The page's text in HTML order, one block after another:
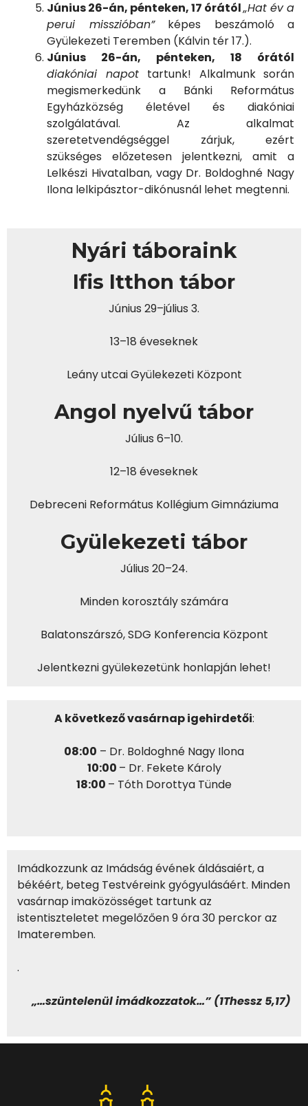
Június 26-án, pénteken, 17 órától„Hat év a
perui misszióban”képes beszámoló a
Gyülekezeti Teremben (Kálvin tér 17.).
Június 26-án, pénteken, 18 órától
diakóniai napot tartunk! Alkalmunk során
megismerkedünk a Bánki Református
Egyházközség életével és diakóniai
szolgálatával. Az alkalmat
szeretetvendégséggel zárjuk, ezért
szükséges előzetesen jelentkezni, amit a
Lelkészi Hivatalban, vagy Dr. Boldoghné Nagy
Ilona lelkipásztor-dikónusnál lehet megtenni.
Nyári táboraink
Ifis Itthon tábor
Június 29–július 3.
13–18 éveseknek
Leány utcai Gyülekezeti Központ
Angol nyelvű tábor
Július 6–10.
12–18 éveseknek
Debreceni Református Kollégium Gimnáziuma
Gyülekezeti tábor
Július 20–24.
Minden korosztály számára
Balatonszárszó, SDG Konferencia Központ
Jelentkezni gyülekezetünk honlapján lehet!
A következő vasárnap igehirdetői:
08:00 – Dr. Boldoghné Nagy Ilona
10:00 – Dr. Fekete Károly
18:00 – Tóth Dorottya Tünde
Imádkozzunk az Imádság évének áldásaiért, a
békéért, beteg Testvéreink gyógyulásáért. Minden
vasárnap imaközösséget tartunk az
istentiszteletet megelőzően 9 óra 30 perckor az
Imateremben.
.
„…szüntelenül imádkozzatok…” (1Thessz 5,17)